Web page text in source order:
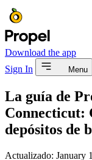
Download the app
Sign In
Menu
La guía de
Connecticut:
depósitos de
Actualizado: January